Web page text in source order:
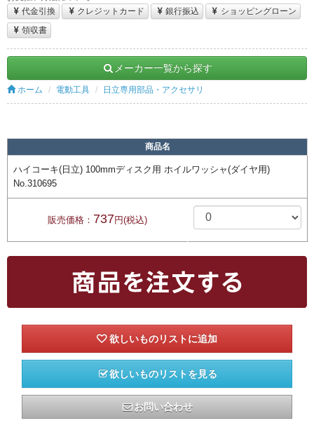
代金引換
クレジットカード 銀行振込
ショッピングローン
領収書
メーカー一覧から探す
ホーム 電動工具 日立専用部品・アクセサリ
商品名
ハイコーキ(日立) 100mmディスク用 ホイルワッシャ(ダイヤ用)
No.310695
販売価格： 737円(税込)
欲しいものリストを見る
お問い合わせ